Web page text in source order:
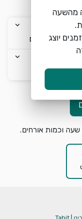
keyboard_arrow_down
2 אורחים
keyboard_arrow_down
וכמות אורחים.
מהשעה
יוצג